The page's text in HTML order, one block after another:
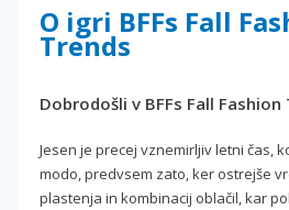
O igri BFFs Fall
Trends
Dobrodošli v BFFs Fall Fashion
Jesen je precej vznemirljiv letni čas,
modo, predvsem zato, ker ostrejše
plastenja in kombinacij oblačil, kar